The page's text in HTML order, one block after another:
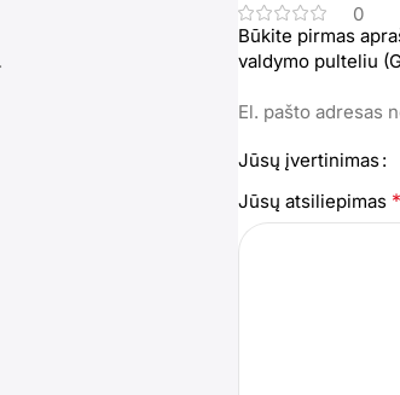
0
Būkite pirmas
valdymo pulteliu
El. pašto adresas
Jūsų įvertinimas
Jūsų atsiliepimas *